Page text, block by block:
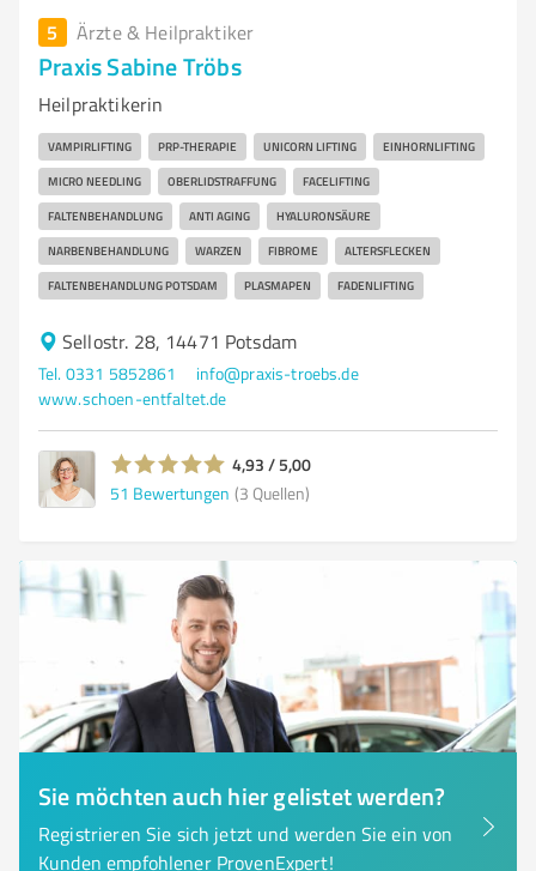
5 Ärzte & Heilpraktiker
Praxis Sabine Tröbs
Heilpraktikerin
VAMPIRLIFTING PRP-THERAPIE UNICORN LIFTING EINHORNLIFTING
MICRO NEEDLING OBERLIDSTRAFFUNG FACELIFTING
FALTENBEHANDLUNG ANTI AGING HYALURONSÄURE
NARBENBEHANDLUNG WARZEN FIBROME ALTERSFLECKEN
FALTENBEHANDLUNG POTSDAM PLASMAPEN FADENLIFTING
Sellostr. 28, 14471 Potsdam
Tel. 0331 5852861
info@praxis-troebs.de
www.schoen-entfaltet.de
4,93 / 5,00
51 Bewertungen (3 Quellen)
Sie möchten auch hier gelistet werden?
Registrieren Sie sich jetzt und werden Sie ein von
Kunden empfohlener ProvenExpert!